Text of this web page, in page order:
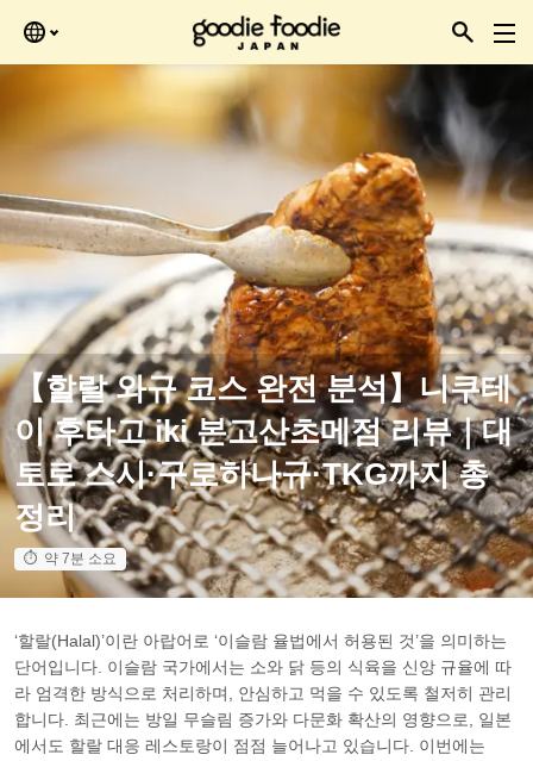
을 때 확인하세요.
【할랄 와규 코스 완전 분석】니쿠테
이 후타고 iki 본고산초메점 리뷰｜대
토로 스시·구로하나규·TKG까지 총
정리
약 7분 소요
‘할랄(Halal)’이란 아랍어로 ‘이슬람 율법에서 허용된 것’을 의미하는
단어입니다. 이슬람 국가에서는 소와 닭 등의 식육을 신앙 규율에 따
라 엄격한 방식으로 처리하며, 안심하고 먹을 수 있도록 철저히 관리
합니다. 최근에는 방일 무슬림 증가와 다문화 확산의 영향으로, 일본
에서도 할랄 대응 레스토랑이 점점 늘어나고 있습니다. 이번에는